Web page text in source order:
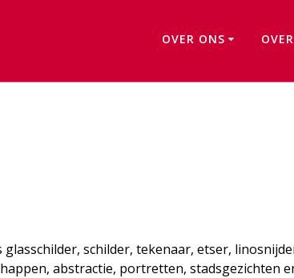
OVER ONS
glasschilder, schilder, tekenaar, etser,
abstractie, portretten, stadsgezichten